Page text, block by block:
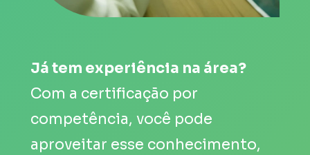
Já tem experiência na área?
Com a certificação por
competência, você pode
aproveitar esse conhecimento,